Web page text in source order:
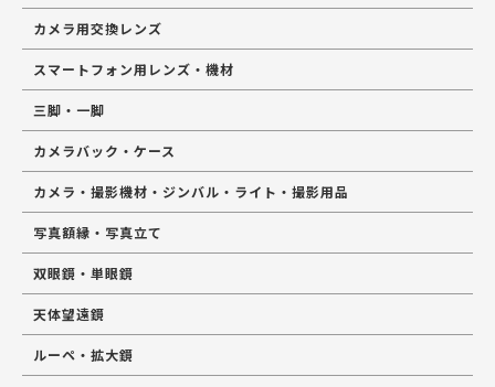
カメラ用交換レンズ
スマートフォン用レンズ・機材
三脚・一脚
カメラバック・ケース
カメラ・撮影機材・ジンバル・ライト・撮影用品
写真額縁・写真立て
双眼鏡・単眼鏡
天体望遠鏡
ルーペ・拡大鏡